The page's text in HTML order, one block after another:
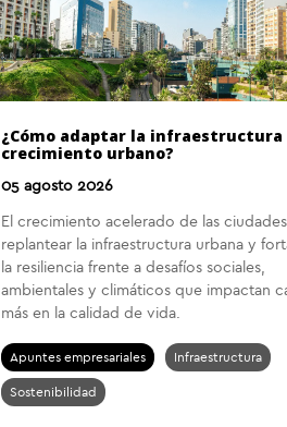
¿Cómo adaptar la infraestructura
crecimiento urbano?
05 agosto 2026
El crecimiento acelerado de las
replantear la infraestructura urbana y
la resiliencia frente a desafíos sociales,
ambientales y climáticos que impactan
más en la calidad de vida.
Apuntes empresariales Infraestructura
Sostenibilidad